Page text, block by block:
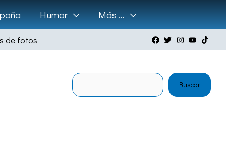
Humor Más …
de fotos
Buscar